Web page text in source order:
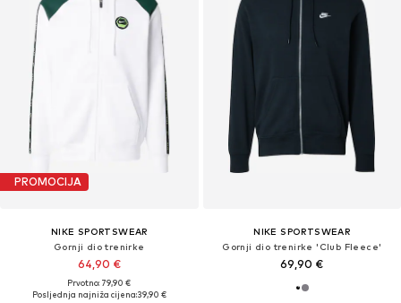
PROMOCIJA
NIKE SPORTSWEAR
Gornji dio trenirke
64,90 €
Prvotno: 79,90 €
Posljednja najniža cijena:39,90 €
NIKE SPORTSWEAR
Gornji dio trenirke 'Club Fleece'
69,90 €